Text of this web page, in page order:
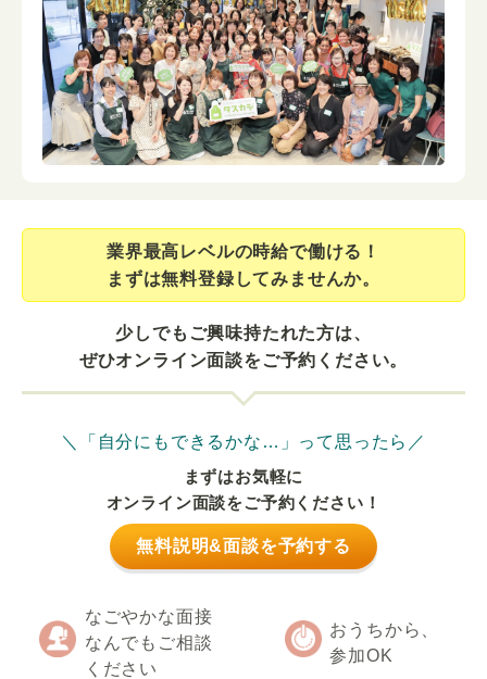
業界最⾼レベルの時給で働ける！
まずは無料登録してみませんか。
少しでもご興味持たれた方は、
ぜひオンライン面談をご予約ください。
＼「自分にもできるかな…」って思ったら／
まずはお気軽に
オンライン面談をご予約ください！
無料説明&面談を予約する
なごやかな面接
なんでもご相談
ください
おうちから、
参加OK